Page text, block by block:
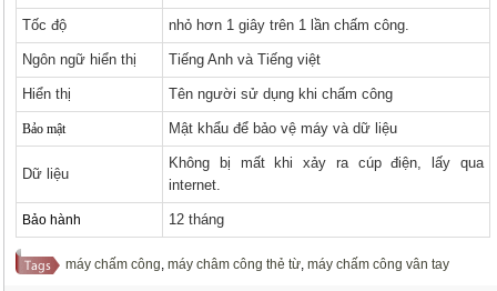
Tốc độ nhỏ hơn 1 giây trên 1 lần chấm công.
Ngôn ngữ hiển thị Tiếng Anh và Tiếng việt
Hiển thị Tên người sử dụng khi chấm công
Bảo mật Mật khẩu để bảo vệ máy và dữ liệu
Dữ liệu
Không bị mất khi xảy ra cúp điện, lấy qua
internet.
Bảo hành 12 tháng
máy chấm công, máy châm công thẻ từ, máy chấm công vân tay